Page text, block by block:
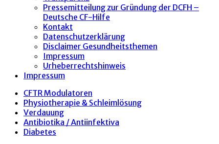
Pressemitteilung zur Gründung der DCFH –
Deutsche CF-Hilfe
Kontakt
Datenschutzerklärung
Disclaimer Gesundheitsthemen
Impressum
Urheberrechtshinweis
Impressum
CFTR Modulatoren
Physiotherapie & Schleimlösung
Verdauung
Antibiotika / Antiinfektiva
Diabetes